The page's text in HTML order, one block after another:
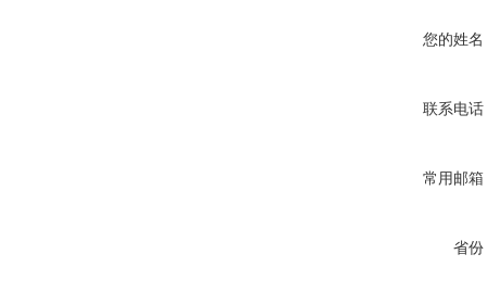
您的姓名
联系电话
常用邮箱
省份